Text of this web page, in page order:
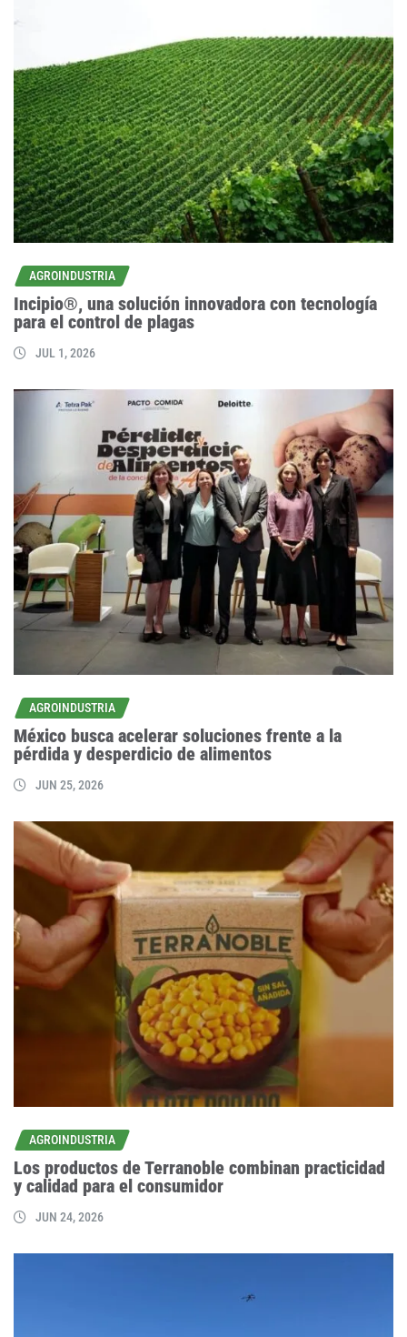
AGROINDUSTRIA
Incipio®, una solución innovadora con tecnología
para el control de plagas
JUL 1, 2026
AGROINDUSTRIA
México busca acelerar soluciones frente a la
pérdida y desperdicio de alimentos
JUN 25, 2026
AGROINDUSTRIA
Los productos de Terranoble combinan practicidad
y calidad para el consumidor
JUN 24, 2026